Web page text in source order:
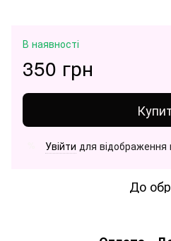
В наявності
350 грн
Увійти для відображення
До